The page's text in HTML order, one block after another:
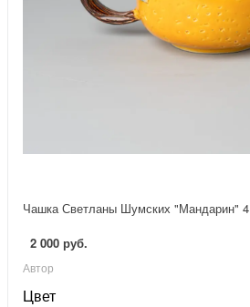
Чашка Светланы Шумских "Мандарин" 4
2 000 руб.
Автор
Цвет